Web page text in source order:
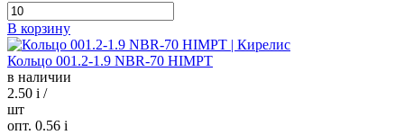
В корзину
Кольцо 001.2-1.9 NBR-70 HIMPT
в наличии
2.50 i /
шт
опт. 0.56 i